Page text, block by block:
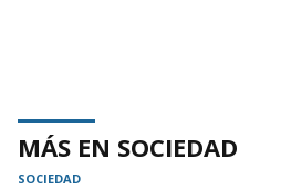
MÁS EN SOCIEDAD
SOCIEDAD